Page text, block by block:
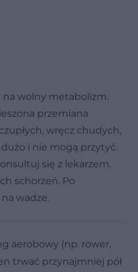
na wolny metabolizm.
przemiana
wręcz chudych,
i nie mogą przytyć.
się z lekarzem.
schorzeń. Po
wadze.
aerobowy (np. rower,
trwać przynajmniej pół